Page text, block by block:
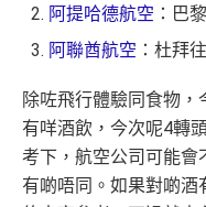
阿提哈德航空 ：巴
阿聯酋航空 ：杜拜
除咗飛行體驗同食物，
有咩酒飲，今次呢4轉
考下，航空公司可能會
有啲唔同。如果對啲酒